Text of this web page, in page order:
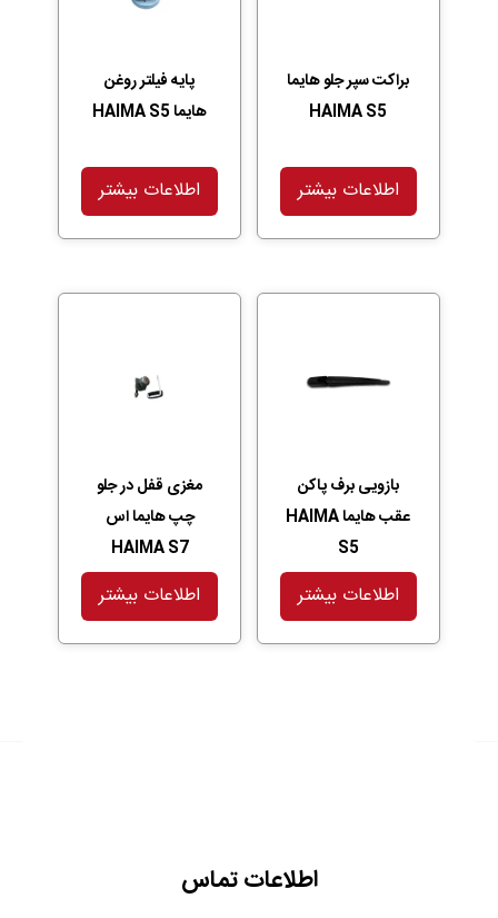
براکت سپر جلو هایما
HAIMA S5
اطلاعات بیشتر
پایه فیلتر روغن
هایما HAIMA S5
اطلاعات بیشتر
بازویی برف پاکن
عقب هایما HAIMA
S5
اطلاعات بیشتر
مغزی قفل در جلو
چپ هایما اس
HAIMA S7
اطلاعات بیشتر
اطلاعات تماس